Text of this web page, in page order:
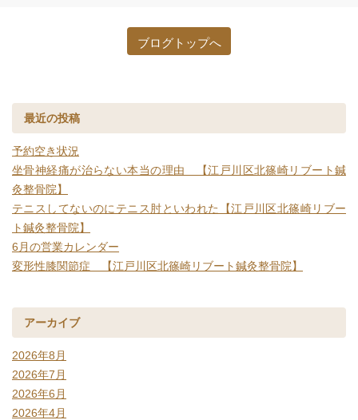
ブログトップへ
最近の投稿
予約空き状況
坐骨神経痛が治らない本当の理由 【江戸川区北篠崎リブート鍼
灸整骨院】
テニスしてないのにテニス肘といわれた【江戸川区北篠崎リブー
ト鍼灸整骨院】
6月の営業カレンダー
変形性膝関節症 【江戸川区北篠崎リブート鍼灸整骨院】
アーカイブ
2026年8月
2026年7月
2026年6月
2026年4月